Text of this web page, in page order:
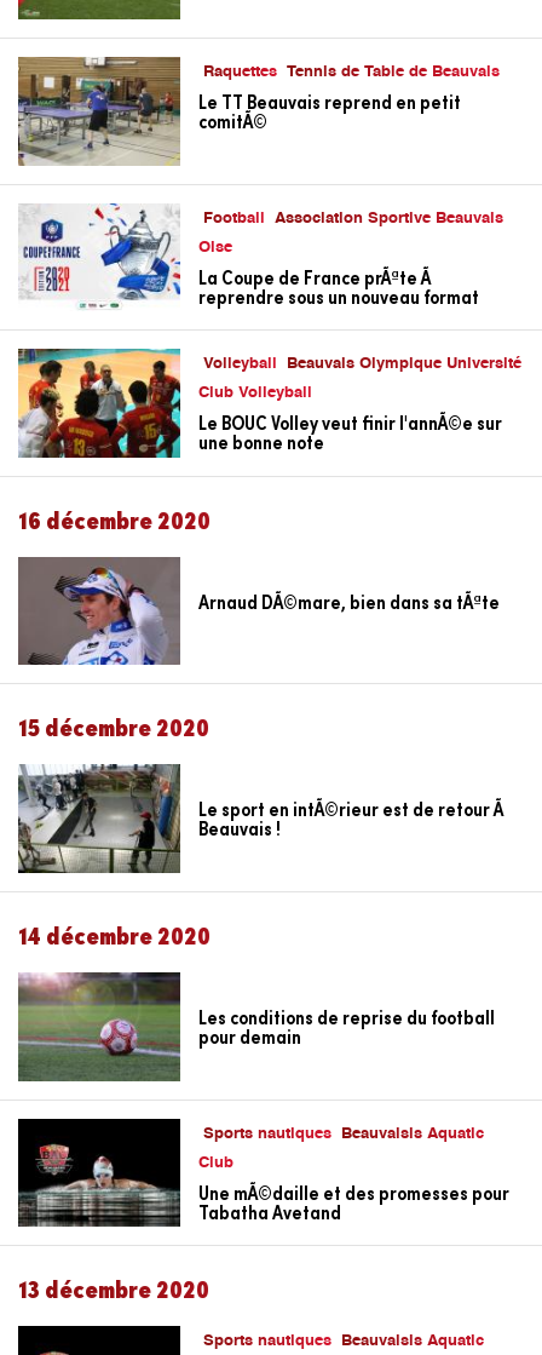
Raquettes Tennis de Table de Beauvais
Le TT Beauvais reprend en petit
comitÃ©
Football
Association Sportive Beauvais
Oise
La Coupe de France prÃªte Ã
reprendre sous un nouveau format
Volleyball
Beauvais Olympique Université
Club Volleyball
Le BOUC Volley veut finir l'annÃ©e sur
une bonne note
16 décembre 2020
Arnaud DÃ©mare, bien dans sa tÃªte
15 décembre 2020
Le sport en intÃ©rieur est de retour Ã
Beauvais !
14 décembre 2020
Les conditions de reprise du football
pour demain
Sports nautiques
Beauvaisis Aquatic
Club
Une mÃ©daille et des promesses pour
Tabatha Avetand
13 décembre 2020
Sports nautiques
Beauvaisis Aquatic